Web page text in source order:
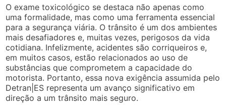
O exame toxicológico se destaca não apenas como
uma formalidade, mas como uma ferramenta essencial
para a segurança viária. O trânsito é um dos ambientes
mais desafiadores e, muitas vezes, perigosos da vida
cotidiana. Infelizmente, acidentes são corriqueiros e,
em muitos casos, estão relacionados ao uso de
substâncias que comprometem a capacidade do
motorista. Portanto, essa nova exigência assumida pelo
Detran|ES representa um avanço significativo em
direção a um trânsito mais seguro.